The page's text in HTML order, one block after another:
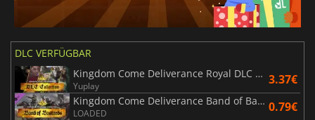
DLC VERFÜGBAR
Kingdom Come Deliverance Royal DLC Package
Yuplay 3.37€
Kingdom Come Deliverance Band of Bastards
LOADED 0.79€